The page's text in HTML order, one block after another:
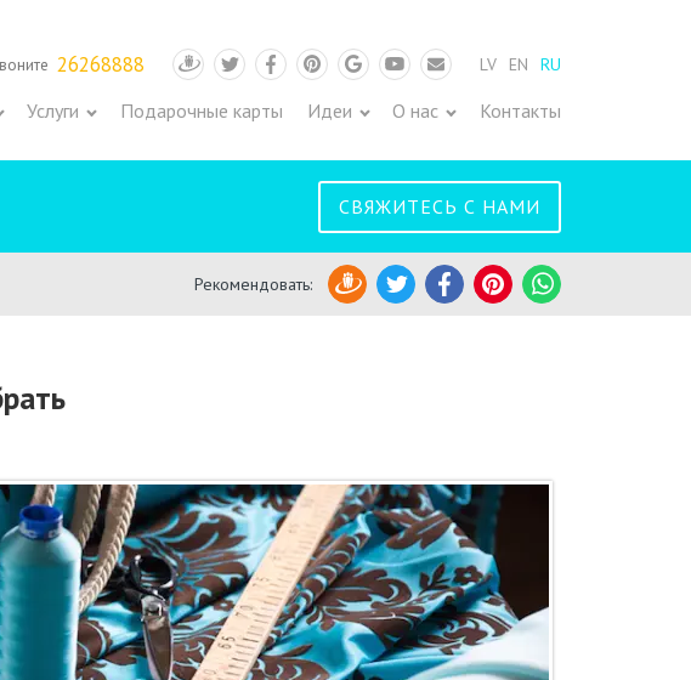
26268888 Draugiem
TwitterFacebookPinterest
GoogleYoutubePastsLV EN RU
Услуги Подарочные карты Идеи О нас Контакты
СВЯЖИТЕСЬ С НАМИ
Рекомендовать: DraugiemTwitterFacebookPinterestWhatsApp